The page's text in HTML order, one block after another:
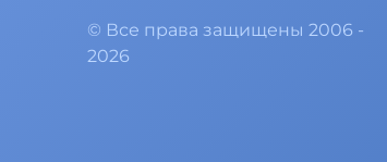
© Все права защищены 2006 -
2026